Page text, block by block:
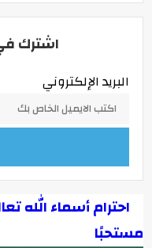
اشترك في
البريد الإلكتروني
احترام أسماء الله
مستحبًا